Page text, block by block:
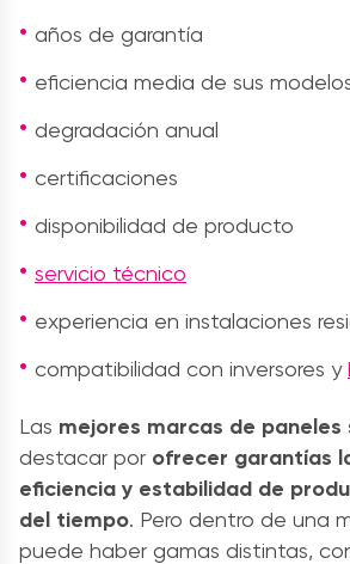
años de garantía
eficiencia media de sus
degradación anual
certificaciones
disponibilidad de producto
servicio técnico
experiencia en instalaciones
compatibilidad con inversores y
Las mejores marcas de paneles
destacar por ofrecer garantías
eficiencia y estabilidad de
del tiempo. Pero dentro de una
puede haber gamas distintas,